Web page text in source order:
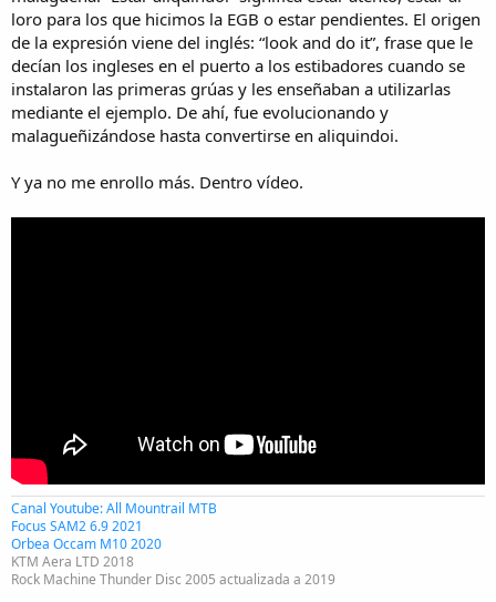
loro para los que hicimos la EGB o estar pendientes. El origen
de la expresión viene del inglés: “look and do it”, frase que le
decían los ingleses en el puerto a los estibadores cuando se
instalaron las primeras grúas y les enseñaban a utilizarlas
mediante el ejemplo. De ahí, fue evolucionando y
malagueñizándose hasta convertirse en aliquindoi.
Y ya no me enrollo más. Dentro vídeo.
Canal Youtube: All Mountrail MTB
Focus SAM2 6.9 2021
Orbea Occam M10 2020
KTM Aera LTD 2018
Rock Machine Thunder Disc 2005 actualizada a 2019